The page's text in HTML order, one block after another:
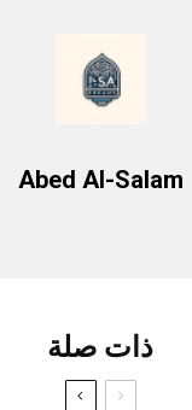
Abed Al-Salam
ذات صلة